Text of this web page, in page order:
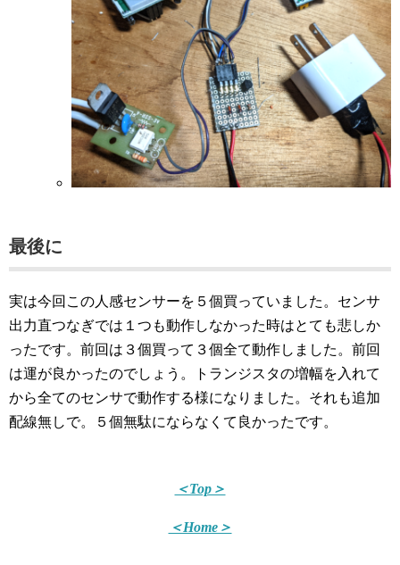
最後に
実は今回この人感センサーを５個買っていました。センサ
出力直つなぎでは１つも動作しなかった時はとても悲しか
ったです。前回は３個買って３個全て動作しました。前回
は運が良かったのでしょう。トランジスタの増幅を入れて
から全てのセンサで動作する様になりました。それも追加
配線無しで。５個無駄にならなくて良かったです。
＜Top＞
＜Home＞